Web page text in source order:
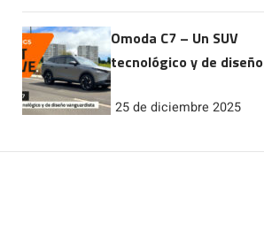
Omoda C7 – Un SUV
tecnológico y de diseño
25 de diciembre 2025